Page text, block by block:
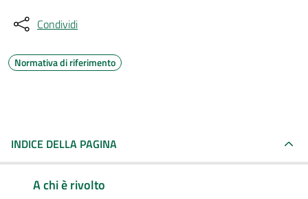
Condividi
Normativa di riferimento
INDICE DELLA PAGINA
A chi è rivolto